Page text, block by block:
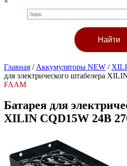
Главная / Аккумуляторы NEW /
для электрического штабелера
FAAM
Батарея для
XILIN CQD15W 24В